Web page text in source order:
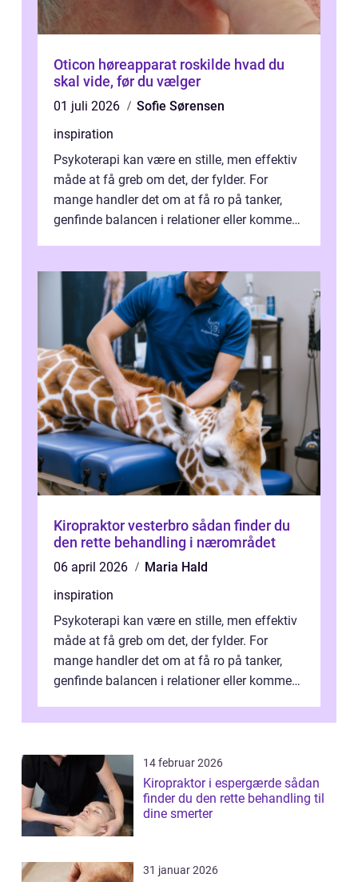
Oticon høreapparat roskilde hvad du
skal vide, før du vælger
01 juli 2026
Sofie Sørensen
inspiration
Psykoterapi kan være en stille, men effektiv
måde at få greb om det, der fylder. For
mange handler det om at få ro på tanker,
genfinde balancen i relationer eller komme
Kiropraktor vesterbro sådan finder du
den rette behandling i nærområdet
06 april 2026
Maria Hald
inspiration
Psykoterapi kan være en stille, men effektiv
måde at få greb om det, der fylder. For
mange handler det om at få ro på tanker,
genfinde balancen i relationer eller komme
14 februar 2026
Kiropraktor i espergærde sådan
finder du den rette behandling til
dine smerter
31 januar 2026